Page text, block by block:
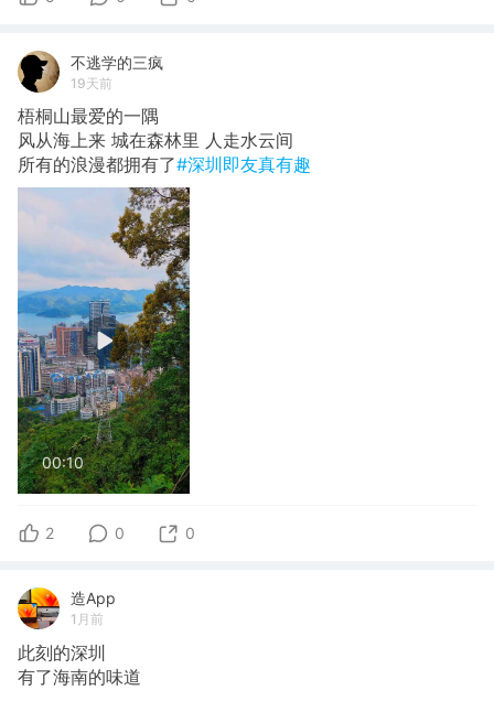
不逃学的三疯
19天前
梧桐山最爱的一隅
风从海上来 城在森林里 人走水云间
所有的浪漫都拥有了#深圳即友真有趣
00:10
2 0 0
造App
1月前
此刻的深圳
有了海南的味道